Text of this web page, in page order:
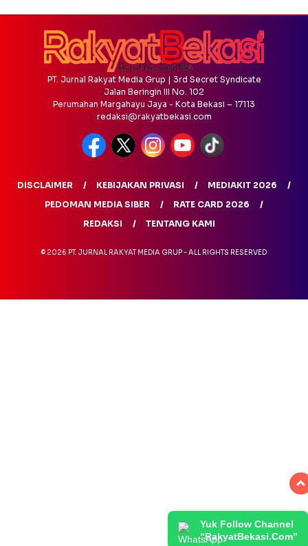
Yuk Follow Channel
“RakyatBekasi.Com”
PT. Jurnal Rakyat Media Grup | 3rd Secret Syndicate
Jalan Beringin III No. 102
Perumahan Margahayu Jaya - Kota Bekasi – 17113
redaksi@rakyatbekasi.com
DISCLAIMER KEBIJAKAN PRIVASI
MEDIAKIT 2026
PEDOMAN MEDIA SIBER
RATE CARD 2026
REDAKSI
TENTANG KAMI
© 2026 PT. JURNAL RAKYAT MEDIA GRUP - ALL RIGHTS RESERVED